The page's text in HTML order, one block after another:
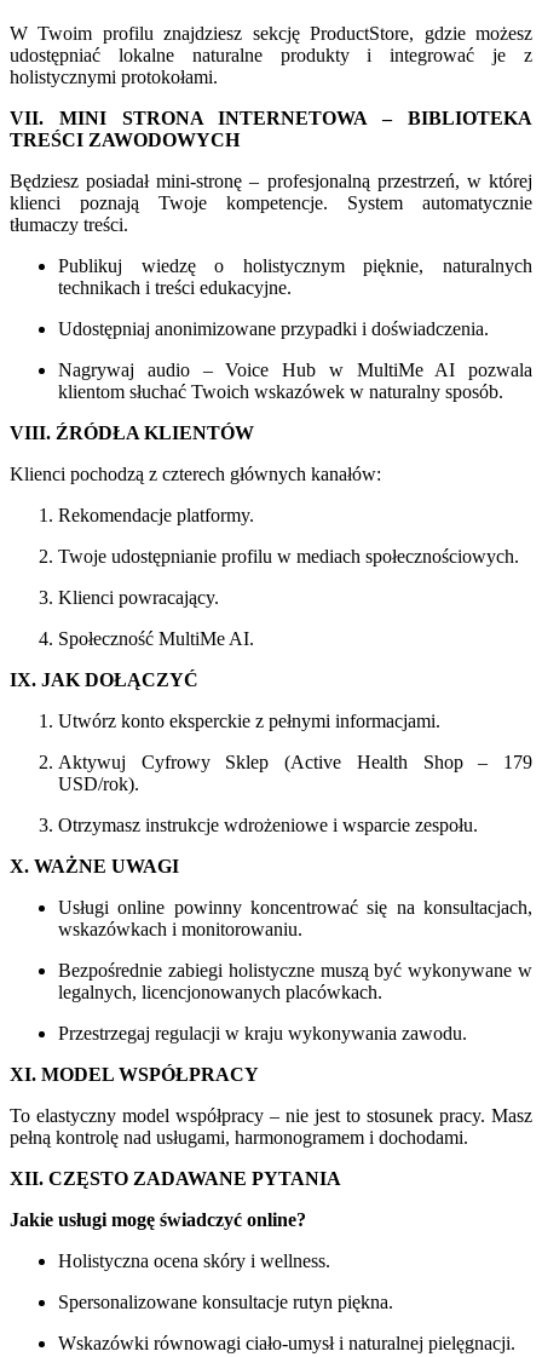
W Twoim profilu znajdziesz sekcję ProductStore, gdzie możesz
udostępniać lokalne naturalne produkty i integrować je z
holistycznymi protokołami.
VII. MINI STRONA INTERNETOWA – BIBLIOTEKA
TREŚCI ZAWODOWYCH
Będziesz posiadał mini-stronę – profesjonalną przestrzeń, w której
klienci poznają Twoje kompetencje. System automatycznie
tłumaczy treści.
Publikuj wiedzę o holistycznym pięknie, naturalnych
technikach i treści edukacyjne.
Udostępniaj anonimizowane przypadki i doświadczenia.
Nagrywaj audio – Voice Hub w MultiMe AI pozwala
klientom słuchać Twoich wskazówek w naturalny sposób.
VIII. ŹRÓDŁA KLIENTÓW
Klienci pochodzą z czterech głównych kanałów:
Rekomendacje platformy.
Twoje udostępnianie profilu w mediach społecznościowych.
Klienci powracający.
Społeczność MultiMe AI.
IX. JAK DOŁĄCZYĆ
Utwórz konto eksperckie z pełnymi informacjami.
Aktywuj Cyfrowy Sklep (Active Health Shop – 179
USD/rok).
Otrzymasz instrukcje wdrożeniowe i wsparcie zespołu.
X. WAŻNE UWAGI
Usługi online powinny koncentrować się na konsultacjach,
wskazówkach i monitorowaniu.
Bezpośrednie zabiegi holistyczne muszą być wykonywane w
legalnych, licencjonowanych placówkach.
Przestrzegaj regulacji w kraju wykonywania zawodu.
XI. MODEL WSPÓŁPRACY
To elastyczny model współpracy – nie jest to stosunek pracy. Masz
pełną kontrolę nad usługami, harmonogramem i dochodami.
XII. CZĘSTO ZADAWANE PYTANIA
Jakie usługi mogę świadczyć online?
Holistyczna ocena skóry i wellness.
Spersonalizowane konsultacje rutyn piękna.
Wskazówki równowagi ciało-umysł i naturalnej pielęgnacji.